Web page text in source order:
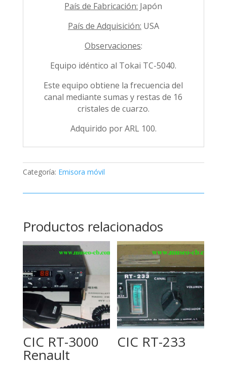
País de Fabricación: Japón
País de Adquisición: USA
Observaciones:
Equipo idéntico al Tokai TC-5040.
Este equipo obtiene la frecuencia del
canal mediante sumas y restas de 16
cristales de cuarzo.
Adquirido por ARL 100.
Categoría: Emisora móvil
Productos relacionados
CIC RT-3000
Renault
CIC RT-233